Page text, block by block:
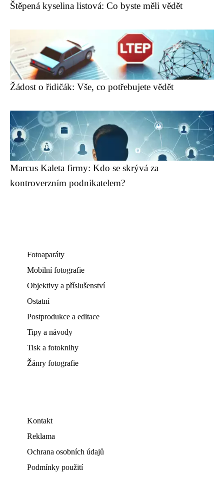
Štěpená kyselina listová: Co byste měli vědět
Žádost o řidičák: Vše, co potřebujete vědět
Marcus Kaleta firmy: Kdo se skrývá za
kontroverzním podnikatelem?
Fotoaparáty
Mobilní fotografie
Objektivy a příslušenství
Ostatní
Postprodukce a editace
Tipy a návody
Tisk a fotoknihy
Žánry fotografie
Kontakt
Reklama
Ochrana osobních údajů
Podmínky použití